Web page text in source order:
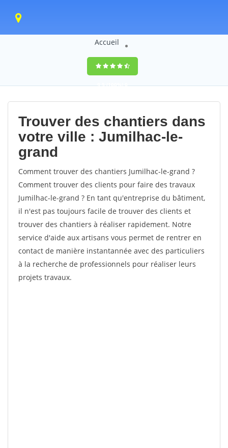
Accueil
9,5(100%)0
votes
Trouver des chantiers dans
votre ville : Jumilhac-le-
grand
Comment trouver des chantiers Jumilhac-le-grand ?
Comment trouver des clients pour faire des travaux
Jumilhac-le-grand ? En tant qu'entreprise du bâtiment,
il n'est pas toujours facile de trouver des clients et
trouver des chantiers à réaliser rapidement. Notre
service d'aide aux artisans vous permet de rentrer en
contact de manière instantannée avec des particuliers
à la recherche de professionnels pour réaliser leurs
projets travaux.